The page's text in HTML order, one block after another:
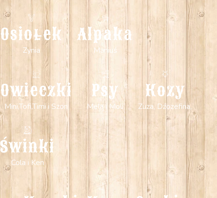
Osiołek
Zynia
Alpaka
Maniuś
Owieczki
Mini,Tofi,Timi i Szon
Psy
Mela i Moli
Kozy
Zuza, Dźozefina,
Świnki
Cola i Ken